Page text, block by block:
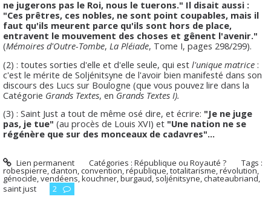
ne jugerons pas le Roi, nous le tuerons." Il disait aussi :
"Ces prêtres, ces nobles, ne sont point coupables, mais il
faut qu'ils meurent parce qu'ils sont hors de place,
entravent le mouvement des choses et gênent l'avenir."
(Mémoires d'Outre-Tombe, La Pléiade, Tome I, pages 298/299).
(2) : toutes sorties d'elle et d'elle seule, qui est l'unique matrice :
c'est le mérite de Soljénitsyne de l'avoir bien manifesté dans son
discours des Lucs sur Boulogne (que vous pouvez lire dans la
Catégorie Grands Textes, en Grands Textes I).
(3) : Saint Just a tout de même osé dire, et écrire: "Je ne juge
pas, je tue" (au procès de Louis XVI) et "Une nation ne se
régénère que sur des monceaux de cadavres"...
Lien permanent Catégories :République ou Royauté ? Tags :
robespierre, danton,convention,république,totalitarisme,révolution,
génocide,vendéens,kouchner,burgaud,soljénitsyne,chateaubriand,
saint just
2